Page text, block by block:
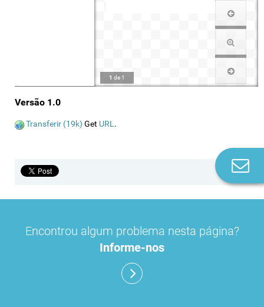
1 de 1
Versão 1.0
Transferir (19k) Get URL.
Encontrou algum problema nesta página?
Informe-nos